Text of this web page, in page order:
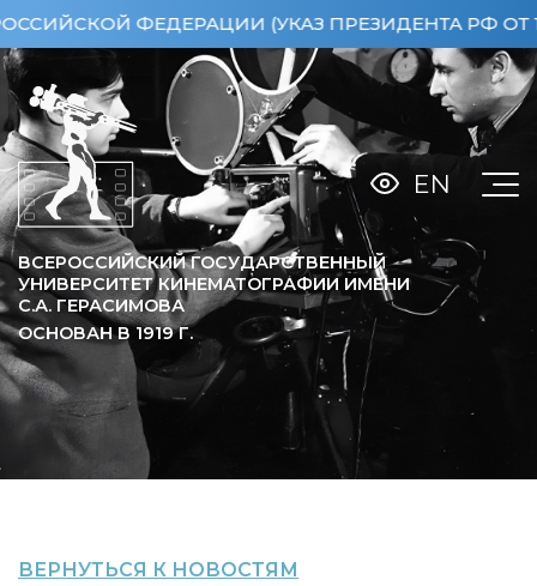
ФЕДЕРАЦИИ (УКАЗ ПРЕЗИДЕНТА РФ ОТ
ВСЕРОССИЙСКИЙ ГОСУДАРСТВЕННЫЙ
УНИВЕРСИТЕТ КИНЕМАТОГРАФИИ ИМЕНИ
С.А. ГЕРАСИМОВА
ОСНОВАН В 1919Г.
EN
ВЕРНУТЬСЯ К НОВОСТЯМ